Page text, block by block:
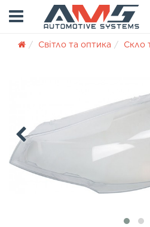
Світло та оптика Скло